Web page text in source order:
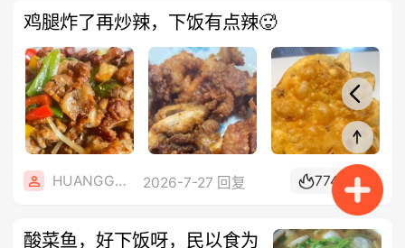
鸡腿炸了再炒辣，下饭有点辣🥵
HUANGGANG2 2026-7-27 回复 774
酸菜鱼，好下饭呀，民以食为